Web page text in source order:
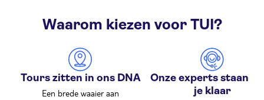
Waarom kiezen voor TUI?
Tours zitten in ons DNA
Een brede waaier aan
Onze experts staan
je klaar